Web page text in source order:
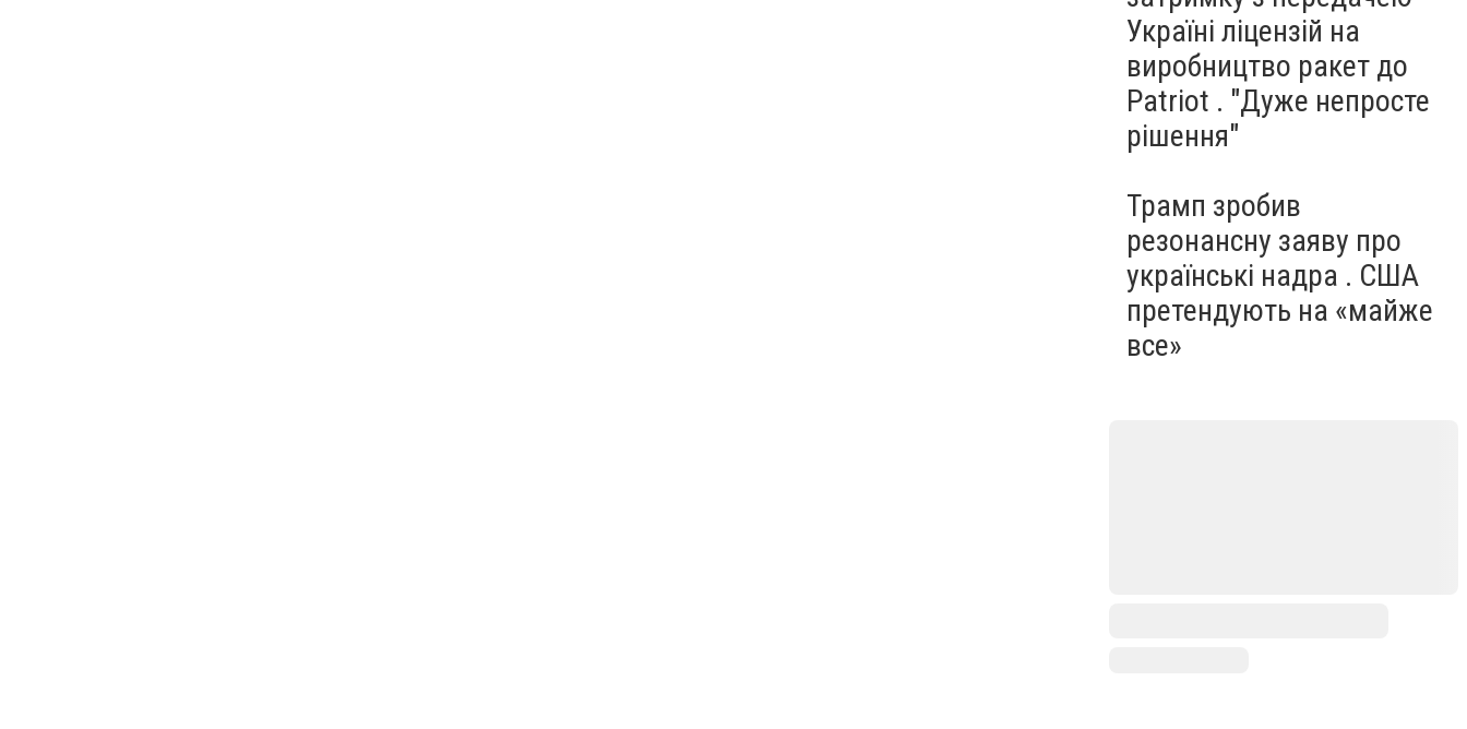
Україні ліцензій на
виробництво ракет до
Patriot . "Дуже непросте
рішення"
Трамп зробив
резонансну заяву про
українські надра . США
претендують на «майже
все»